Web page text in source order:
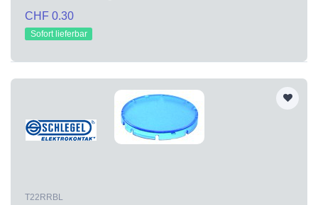
CHF 0.30
Sofort lieferbar
T22RRBL